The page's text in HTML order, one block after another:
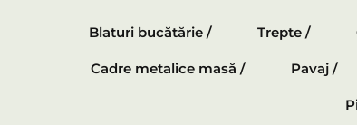
Blaturi bucătărie / Trepte /
Cadre metalice masă / Pavaj /